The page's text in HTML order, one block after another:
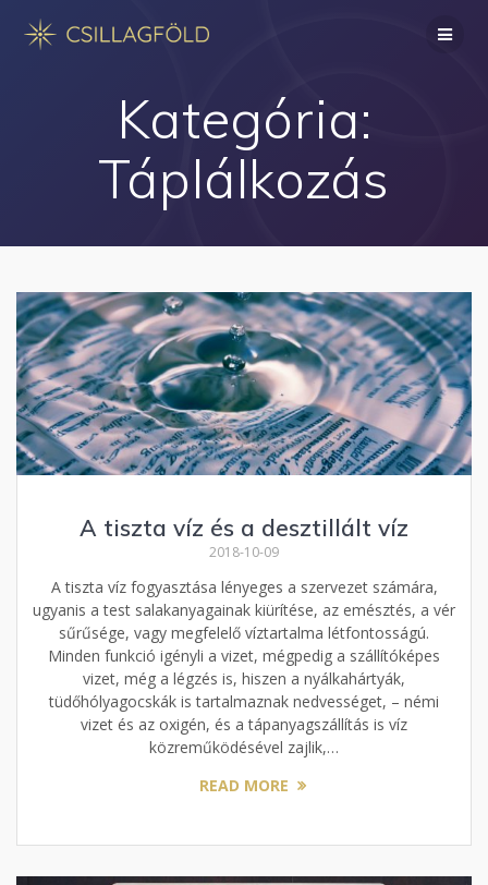
Kategória:
Táplálkozás
A tiszta víz és a desztillált víz
2018-10-09
A tiszta víz fogyasztása lényeges a szervezet számára,
ugyanis a test salakanyagainak kiürítése, az emésztés, a vér
sűrűsége, vagy megfelelő víztartalma létfontosságú.
Minden funkció igényli a vizet, mégpedig a szállítóképes
vizet, még a légzés is, hiszen a nyálkahártyák,
tüdőhólyagocskák is tartalmaznak nedvességet, – némi
vizet és az oxigén, és a tápanyagszállítás is víz
közreműködésével zajlik,…
READ MORE